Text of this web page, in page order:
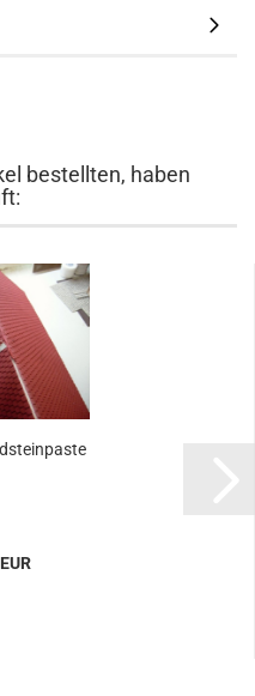
bestellten, haben